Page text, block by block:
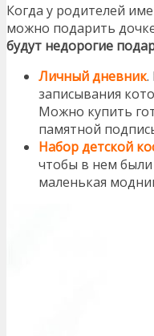
Когда у родителей
можно подарить
будут недорогие
Личный дневник.
записывания
Можно купить
памятной
Набор детской
чтобы в нем были
маленькая